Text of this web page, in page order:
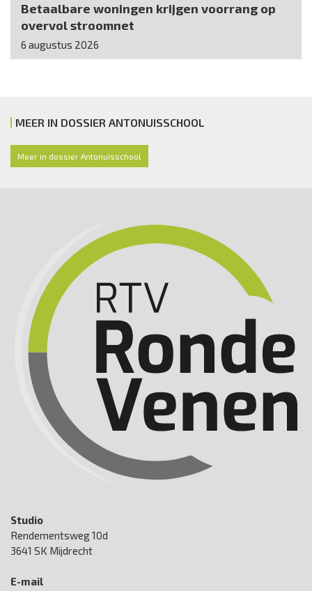
Betaalbare woningen krijgen voorrang op
overvol stroomnet
6 augustus 2026
MEER IN DOSSIER ANTONUISSCHOOL
Meer in dossier Antonuisschool
Studio
Rendementsweg 10d
3641 SK Mijdrecht
E-mail